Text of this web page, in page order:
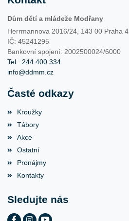
Dům dětí a mládeže Modřany
Herrmannova 2016/24, 143 00 Praha 4
IČ: 45241295
Bankovní spojení: 2002500024/6000
Tel.: 244 400 334
info@ddmm.cz
Časté odkazy
Kroužky
Tábory
Akce
Ostatní
Pronájmy
Kontakty
Sledujte nás